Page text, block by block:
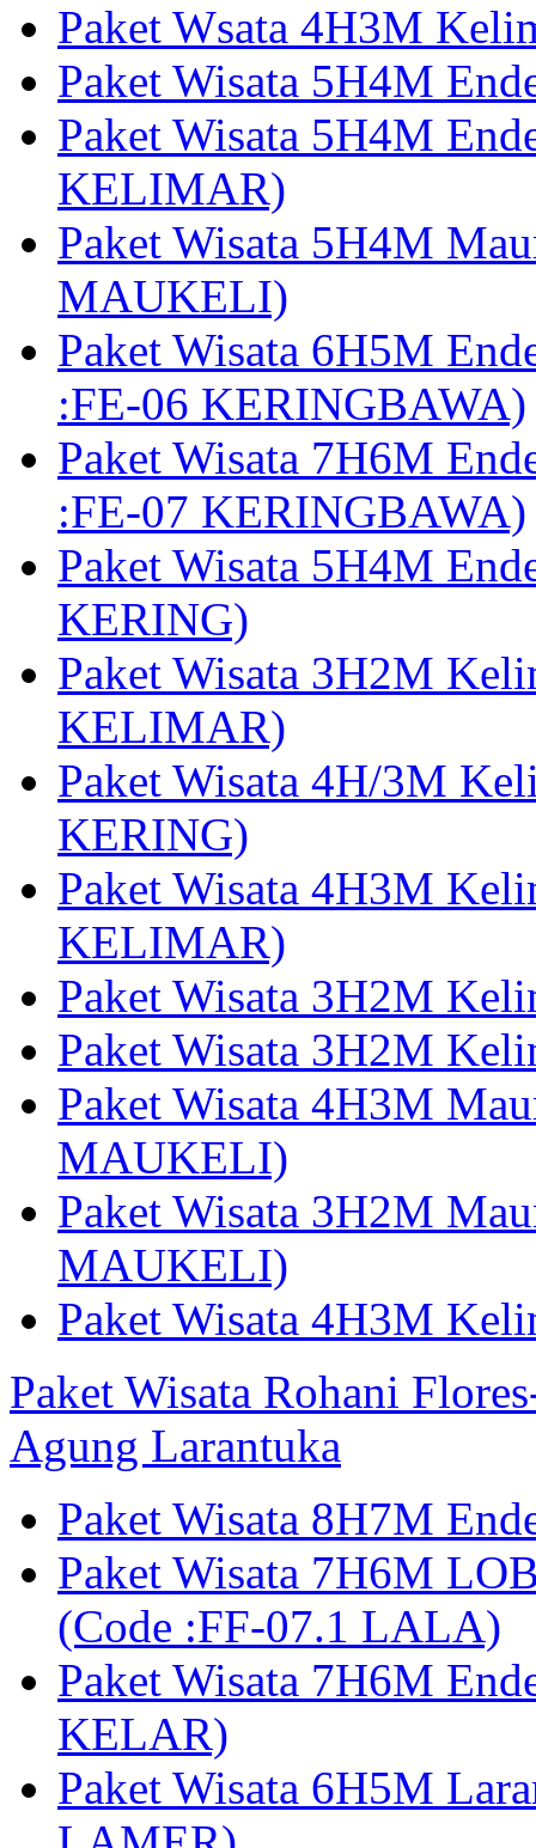
Paket Wsata 4H3M
Paket Wisata 5H4M
Paket Wisata 5H4M
KELIMAR)
Paket Wisata 5H4M
MAUKELI)
Paket Wisata 6H5M
:FE-06 KERINGBAWA)
Paket Wisata 7H6M
:FE-07 KERINGBAWA)
Paket Wisata 5H4M
KERING)
Paket Wisata 3H2M
KELIMAR)
Paket Wisata 4H/3M
KERING)
Paket Wisata 4H3M
KELIMAR)
Paket Wisata 3H2M
Paket Wisata 3H2M
Paket Wisata 4H3M
MAUKELI)
Paket Wisata 3H2M
MAUKELI)
Paket Wisata 4H3M
Paket Wisata Rohani
Agung Larantuka
Paket Wisata 8H7M
Paket Wisata 7H6M
(Code :FF-07.1 LALA)
Paket Wisata 7H6M
KELAR)
Paket Wisata 6H5M